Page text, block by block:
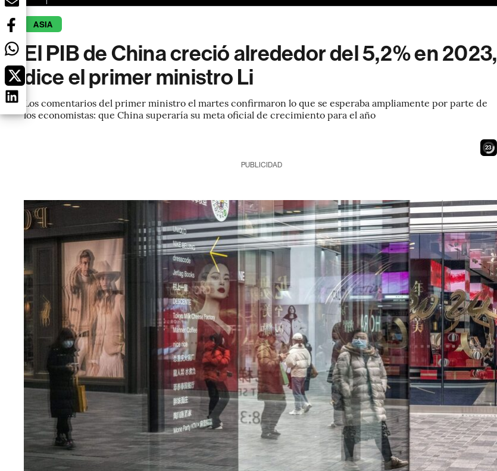
ASIA
El PIB de China creció alrededor del 5,2% en 2023,
dice el primer ministro Li
Los comentarios del primer ministro el martes confirmaron lo que se esperaba ampliamente por parte de
los economistas: que China superaría su meta oficial de crecimiento para el año
21
PUBLICIDAD